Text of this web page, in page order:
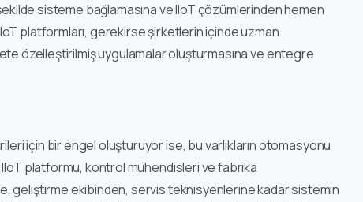
sisteme bağlamasına ve IIoT çözümlerinden hemen
platformları, gerekirse şirketlerin içinde uzman
özelleştirilmiş uygulamalar oluşturmasına ve entegre
için bir engel oluşturuyor ise, bu varlıkların otomasyonu
platformu, kontrol mühendisleri ve fabrika
geliştirme ekibinden, servis teknisyenlerine kadar sistemin